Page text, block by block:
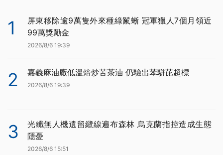
1
屏東移除逾9萬隻外來種綠鬣蜥 冠軍獵人7個月領近
99萬獎勵金
2026/8/6 19:39
2 嘉義麻油廠低溫焙炒苦茶油 仍驗出苯駢芘超標
2026/8/6 19:39
3
光纖無人機遺留纜線遍布森林 烏克蘭指控造成生態
隱憂
2026/8/6 15:51